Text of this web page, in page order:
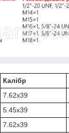
Калібр
7.62х39
5.45х39
7.62х39